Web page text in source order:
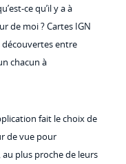
ce qu’il y a à
de moi ? Cartes IGN
entre
chacun à
fait le choix de
de vue pour
plus proche de leurs